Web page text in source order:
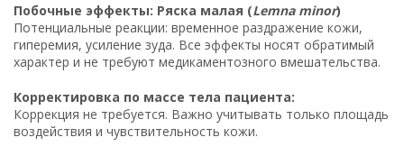
Побочные эффекты: Ряска малая (Lemna minor)
Потенциальные реакции: временное раздражение кожи,
гиперемия, усиление зуда. Все эффекты носят обратимый
характер и не требуют медикаментозного вмешательства.
Корректировка по массе тела пациента:
Коррекция не требуется. Важно учитывать только площадь
воздействия и чувствительность кожи.